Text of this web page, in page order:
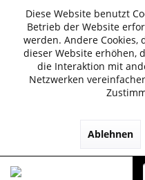
Diese Website benutzt
Betrieb der Website
werden. Andere
dieser Website erhöhen,
die Interaktion mit
Netzwerken
Ablehnen